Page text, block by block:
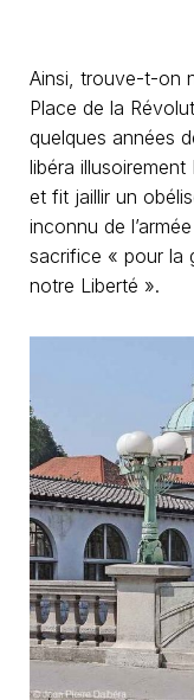
Ainsi, trouve-t-on
Place de la
quelques années
libéra
et fit jaillir un
inconnu de
sacrifice « pour la
notre Liberté ».